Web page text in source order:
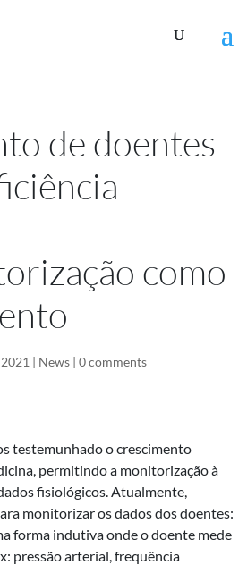
de doentes
como
| News | 0 comments
testemunhado o crescimento
permitindo a monitorização à
fisiológicos. Atualmente,
monitorizar os dados dos doentes:
forma indutiva onde o doente mede
pressão arterial, frequência